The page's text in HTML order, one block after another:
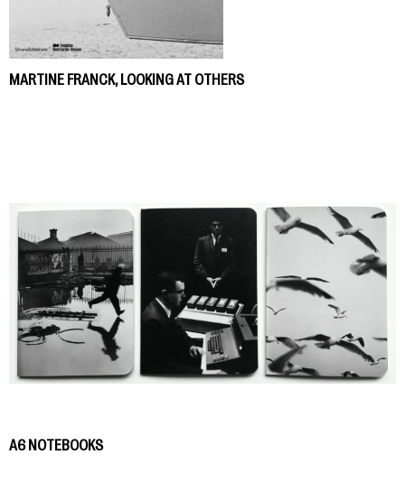
MARTINE FRANCK, LOOKING AT OTHERS
A6 NOTEBOOKS